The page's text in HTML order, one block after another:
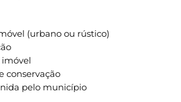
(urbano ou rústico)
conservação
pelo município